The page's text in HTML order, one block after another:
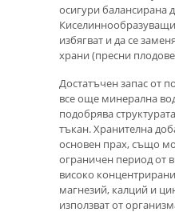
осигури балансирана
избягват и да се
храни (пресни
Достатъчен запас от
все още минерална
подобрява
тъкан. Хранителна
основен прах, също
ограничен период от
високо
магнезий, калций и
използват от